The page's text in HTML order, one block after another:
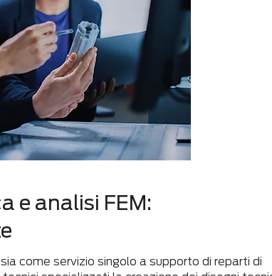
e analisi FEM:
come servizio singolo a supporto di reparti di